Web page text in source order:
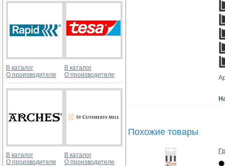
В каталог
О производителе
В каталог
О производителе
В каталог
О производителе
В каталог
О производителе
Похожие товары